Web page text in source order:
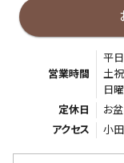
営業時間
平
土
日
定休日
お
アクセス
小